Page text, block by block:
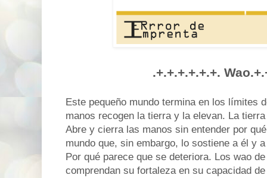
.+.+.+.+.+.+.
Este pequeño mundo termina en los límites
manos recogen la tierra y la elevan. La
Abre y cierra las manos sin entender por
mundo que, sin embargo, lo sostiene a él y
Por qué parece que se deteriora. Los wao
comprendan su fortaleza en su capacidad